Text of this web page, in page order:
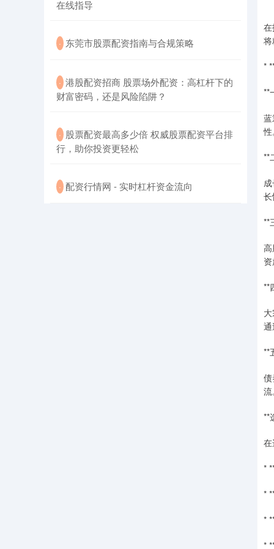
将
*
**
性
**
长
**
**
**
流
**
在
*
*
*
*
在线指导
· ​东莞市股票配资指南与合规策略
· ​港股配资招商 股票场外配资：高杠杆下的
财富密码，还是风险陷阱？
· ​股票配资最高多少倍 权威股票配资平台排
行，助你投资更轻松
· ​配资行情网 - 实时杠杆资金流向